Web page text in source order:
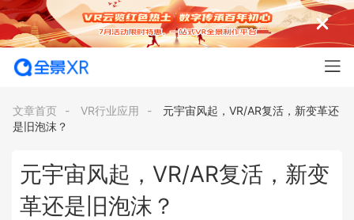
文章首页 - VR行业应用 -
元宇宙风起，VR/AR复活，新变革还
是旧泡沫？
元宇宙风起，VR/AR复活，新变
革还是旧泡沫？